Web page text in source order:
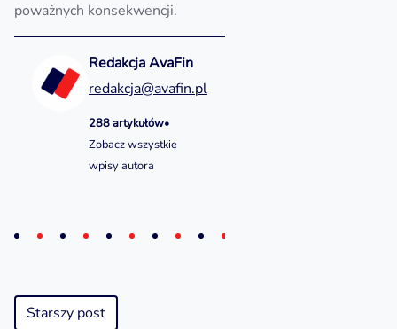
poważnych konsekwencji.
Redakcja AvaFin
redakcja@avafin.pl
288 artykułów•
Zobacz wszystkie
wpisy autora
Starszy post